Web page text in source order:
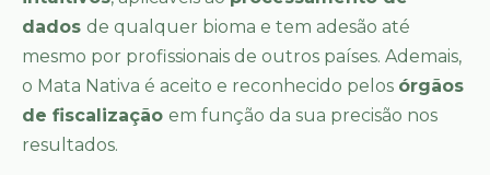
dados de qualquer bioma e tem adesão até
mesmo por profissionais de outros países. Ademais,
o Mata Nativa é aceito e reconhecido pelos órgãos
de fiscalização em função da sua precisão nos
resultados.